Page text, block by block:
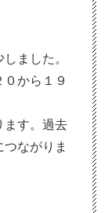
ました。
から１９
ます。過去
ながりま